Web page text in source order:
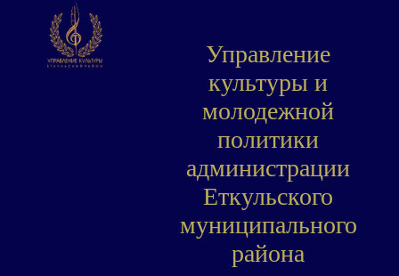
Управление
культуры и
молодежной
политики
администрации
Еткульского
муниципального
района